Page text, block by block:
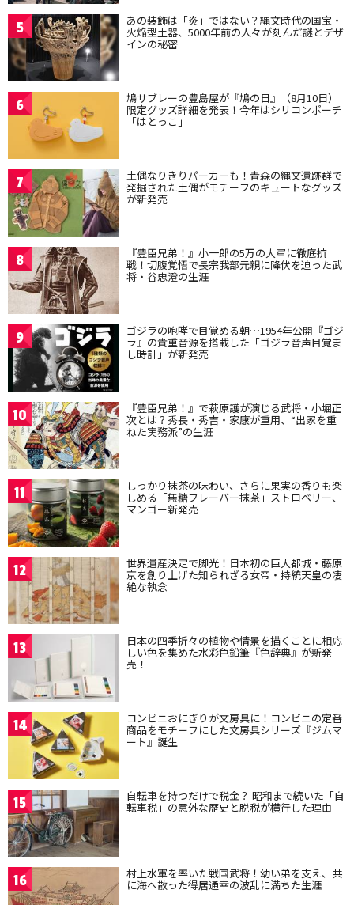
5 あの装飾は「炎」ではない？縄文時代の国宝・
火焔型土器、5000年前の人々が刻んだ謎とデザ
インの秘密
6 鳩サブレーの豊島屋が『鳩の日』（8月10日）
限定グッズ詳細を発表！今年はシリコンポーチ
「はとっこ」
7 土偶なりきりパーカーも！青森の縄文遺跡群で
発掘された土偶がモチーフのキュートなグッズ
が新発売
8 『豊臣兄弟！』小一郎の5万の大軍に徹底抗
戦！切腹覚悟で長宗我部元親に降伏を迫った武
将・谷忠澄の生涯
9 ゴジラの咆哮で目覚める朝…1954年公開『ゴジ
ラ』の貴重音源を搭載した「ゴジラ音声目覚ま
し時計」が新発売
10 『豊臣兄弟！』で萩原護が演じる武将・小堀正
次とは？秀長・秀吉・家康が重用、“出家を重
ねた実務派”の生涯
11 しっかり抹茶の味わい、さらに果実の香りも楽
しめる「無糖フレーバー抹茶」ストロベリー、
マンゴー新発売
12 世界遺産決定で脚光！日本初の巨大都城・藤原
京を創り上げた知られざる女帝・持統天皇の凄
絶な執念
13 日本の四季折々の植物や情景を描くことに相応
しい色を集めた水彩色鉛筆『色辞典』が新発
売！
14 コンビニおにぎりが文房具に！コンビニの定番
商品をモチーフにした文房具シリーズ『ジムマ
ート』誕生
15 自転車を持つだけで税金？ 昭和まで続いた「自
転車税」の意外な歴史と脱税が横行した理由
16 村上水軍を率いた戦国武将！幼い弟を支え、共
に海へ散った得居通幸の波乱に満ちた生涯